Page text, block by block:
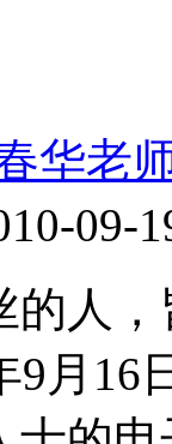
华老
09-
的人
9月16